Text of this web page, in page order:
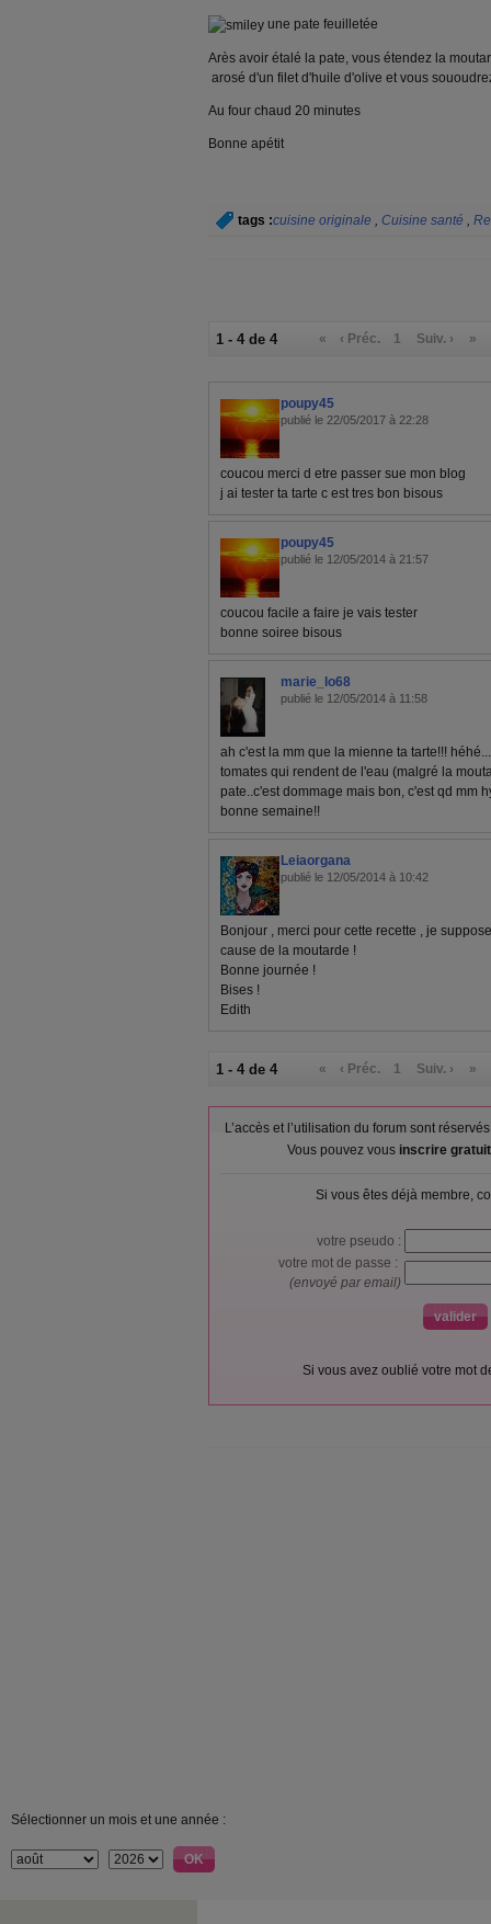
une pate feuilletée
Arès avoir étalé la pate, vous étendez la
arosé d'un filet d'huile d'olive et vous
Au four chaud 20 minutes
Bonne apétit
tags :cuisine originale , Cuisine santé ,
1 - 4 de 4 « ‹ Préc. 1 Suiv. › »
poupy45
publié le 22/05/2017 à 22:28
coucou merci d etre passer sue mon blog
j ai tester ta tarte c est tres bon bisous
poupy45
publié le 12/05/2014 à 21:57
coucou facile a faire je vais tester
bonne soiree bisous
marie_lo68
publié le 12/05/2014 à 11:58
ah c'est la mm que la mienne ta tarte!!!
tomates qui rendent de l'eau (malgré la
pate..c'est dommage mais bon, c'est qd mm
bonne semaine!!
Leiaorgana
publié le 12/05/2014 à 10:42
Bonjour , merci pour cette recette , je
cause de la moutarde !
Bonne journée !
Bises !
Edith
1 - 4 de 4 « ‹ Préc. 1 Suiv. › »
L’accès et l’utilisation du forum sont
Vous pouvez vous inscrire
Si vous êtes déjà membre,
votre pseudo :
votre mot de passe :
(envoyé par email)
Si vous avez oublié votre mot
Sélectionner un mois et une année :